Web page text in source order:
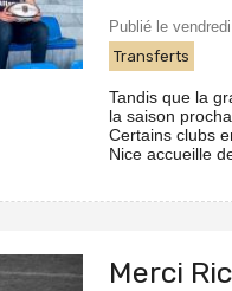
Publié le
Transferts
Tandis que la
la saison
Certains clubs
Nice accueille
Merci